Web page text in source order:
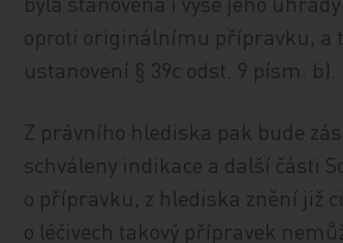
oproti originálnímu přípravku, a
ustanovení § 39c odst. 9 písm. b).
Z právního hlediska pak bude
schváleny indikace a další části
o přípravku, z hlediska znění již
o léčivech takový přípravek